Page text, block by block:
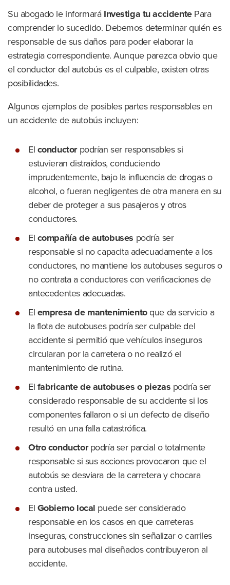
Su abogado le informaráInvestiga tu accidentePara
comprender lo sucedido. Debemos determinar quién es
responsable de sus daños para poder elaborar la
estrategia correspondiente. Aunque parezca obvio que
el conductor del autobús es el culpable, existen otras
posibilidades.
Algunos ejemplos de posibles partes responsables en
un accidente de autobús incluyen:
Elconductorpodrían ser responsables si
estuvieran distraídos, conduciendo
imprudentemente, bajo la influencia de drogas o
alcohol, o fueran negligentes de otra manera en su
deber de proteger a sus pasajeros y otros
conductores.
Elcompañía de autobuses podría ser
responsable si no capacita adecuadamente a los
conductores, no mantiene los autobuses seguros o
no contrata a conductores con verificaciones de
antecedentes adecuadas.
Elempresa de mantenimientoque da servicio a
la flota de autobuses podría ser culpable del
accidente si permitió que vehículos inseguros
circularan por la carretera o no realizó el
mantenimiento de rutina.
Elfabricante de autobuses o piezas podría ser
considerado responsable de su accidente si los
componentes fallaron o si un defecto de diseño
resultó en una falla catastrófica.
Otro conductorpodría ser parcial o totalmente
responsable si sus acciones provocaron que el
autobús se desviara de la carretera y chocara
contra usted.
ElGobierno local puede ser considerado
responsable en los casos en que carreteras
inseguras, construcciones sin señalizar o carriles
para autobuses mal diseñados contribuyeron al
accidente.